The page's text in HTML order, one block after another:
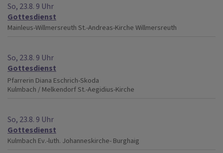
So, 23.8. 9 Uhr
Gottesdienst
Mainleus-Willmersreuth St.-Andreas-Kirche Willmersreuth
So, 23.8. 9 Uhr
Gottesdienst
Pfarrerin Diana Eschrich-Skoda
Kulmbach / MelkendorfSt.-Aegidius-Kirche
So, 23.8. 9 Uhr
Gottesdienst
Kulmbach Ev.-luth. Johanneskirche- Burghaig